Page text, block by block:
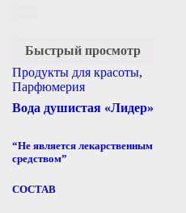
Быстрый просмотр
Продукты для красоты,
Парфюмерия
Вода душистая «Лидер»
“Не является лекарственным
средством”
СОСТАВ